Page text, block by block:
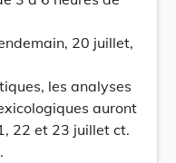
20 juillet,
les analyses
auront
22 et 23 juillet ct.